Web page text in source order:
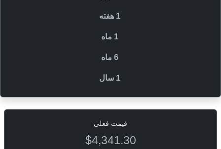
1 هفته
1 ماه
6 ماه
1 سال
قیمت فعلی
$4,341.30